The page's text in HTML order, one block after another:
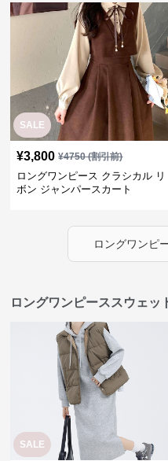
SALE
¥3,800 ¥4750(割引前)
ロングワンピース クラシカル リ
ボン ジャンパースカート
ロングワンピ
ロングワンピーススウェッ
SALE